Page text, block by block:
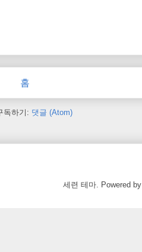
홈
독하기: 댓글 (Atom)
세련 테마. Powered by